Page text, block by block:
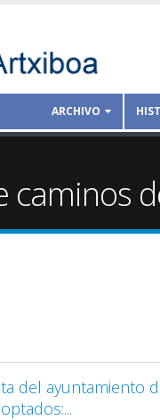
ARCHIVO
caminos
del ayuntamiento